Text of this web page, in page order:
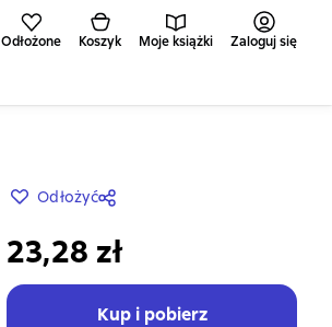
Odłożone Koszyk Moje książki Zaloguj się
Odłożyć
23,28 zł
Kup i pobierz